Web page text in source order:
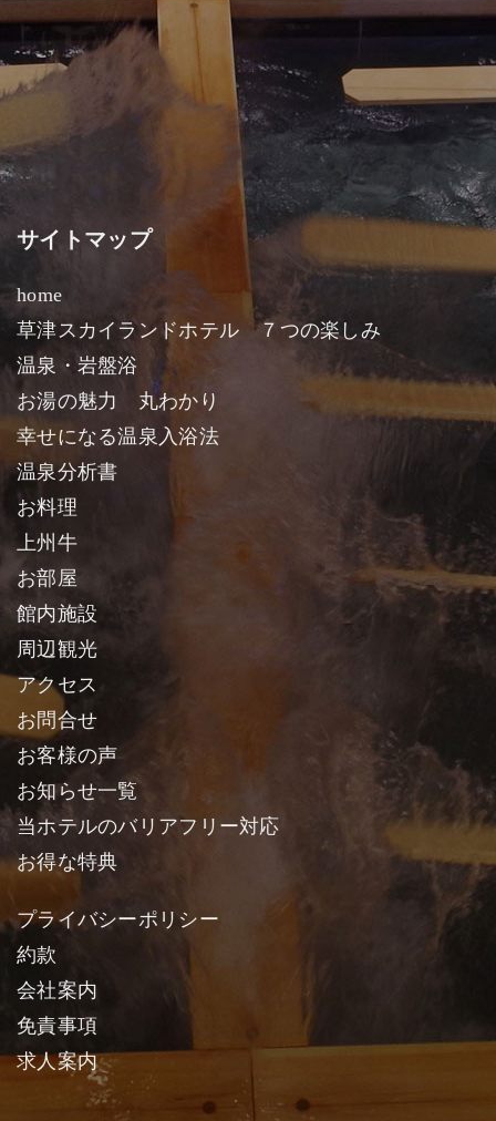
サイトマップ
home
草津スカイランドホテル ７つの楽しみ
温泉・岩盤浴
お湯の魅力 丸わかり
幸せになる温泉入浴法
温泉分析書
お料理
上州牛
お部屋
館内施設
周辺観光
アクセス
お問合せ
お客様の声
お知らせ一覧
当ホテルのバリアフリー対応
お得な特典
プライバシーポリシー
約款
会社案内
免責事項
求人案内